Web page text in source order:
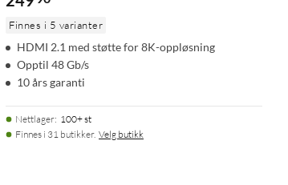
Finnes i 5 varianter
HDMI 2.1 med støtte for 8K-oppløsning
Opptil 48 Gb/s
10 års garanti
Nettlager: 100+ st
Finnes i 31 butikker. Velg butikk